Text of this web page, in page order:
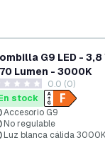
de deseos
G9 LED -
Lumen - 3000K
de puntuación
0.0 (0)
stock
Accesorio G9
No regulable
Luz blanca cálida 3000K